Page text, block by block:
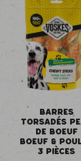
BARRES
TORSADÉS
DE BOEUF
BOEUF &
3 PIÈCES